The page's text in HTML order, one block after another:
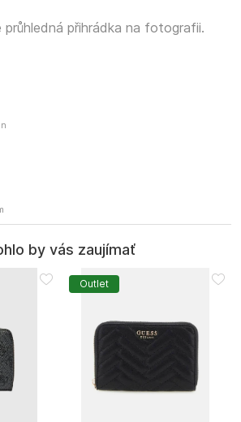
přihrádka na fotografii.
by vás zaujímať
Outlet